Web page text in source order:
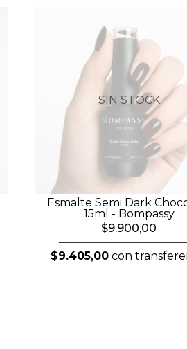
SIN STOCK
Esmalte Semi Dark
15ml - Bompassy
$9.900,00
$9.405,00con